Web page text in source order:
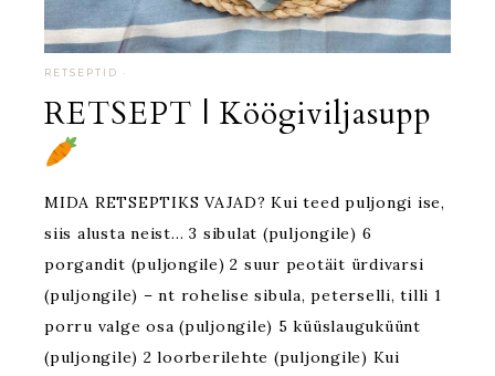
RETSEPTID ·
RETSEPT | Köögiviljasupp
MIDA RETSEPTIKS VAJAD? Kui teed puljongi ise,
siis alusta neist… 3 sibulat (puljongile) 6
porgandit (puljongile) 2 suur peotäit ürdivarsi
(puljongile) – nt rohelise sibula, peterselli, tilli 1
porru valge osa (puljongile) 5 küüslauguküünt
(puljongile) 2 loorberilehte (puljongile) Kui